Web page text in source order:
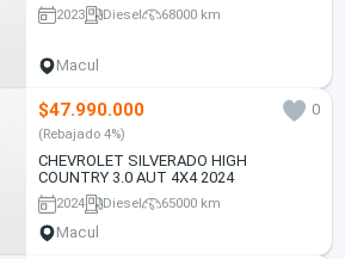
2023 Diesel 68000 km
Macul
$47.990.000 0
(Rebajado 4%)
CHEVROLET SILVERADO HIGH
COUNTRY 3.0 AUT 4X4 2024
2024 Diesel 65000 km
Macul